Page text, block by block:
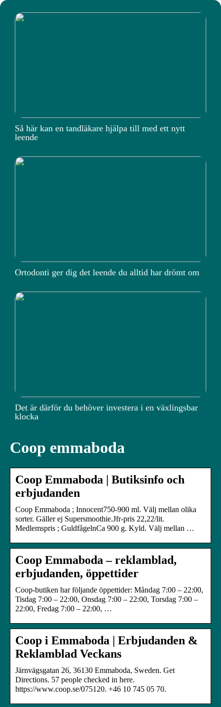
Så här kan en tandläkare hjälpa till med ett nytt
leende
Ortodonti ger dig det leende du alltid har drömt om
Det är därför du behöver investera i en växlingsbar
klocka
Coop emmaboda
Coop Emmaboda | Butiksinfo och
erbjudanden
Coop Emmaboda ; Innocent750-900 ml. Välj mellan olika
sorter. Gäller ej Supersmoothie.Jfr-pris 22,22/lit.
Medlemspris ; GuldfågelnCa 900 g. Kyld. Välj mellan …
Coop Emmaboda – reklamblad,
erbjudanden, öppettider
Coop-butiken har följande öppettider: Måndag 7:00 – 22:00,
Tisdag 7:00 – 22:00, Onsdag 7:00 – 22:00, Torsdag 7:00 –
22:00, Fredag 7:00 – 22:00, …
Coop i Emmaboda | Erbjudanden &
Reklamblad Veckans
Järnvägsgatan 26, 36130 Emmaboda, Sweden. Get
Directions. 57 people checked in here.
https://www.coop.se/075120. +46 10 745 05 70.